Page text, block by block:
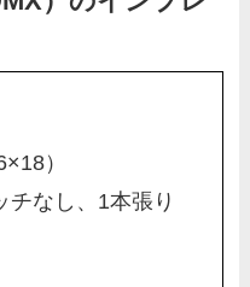
）
チなし、1本張り